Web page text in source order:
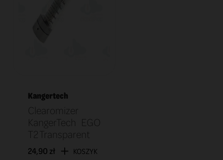
Kangertech
Clearomizer
KangerTech EGO
T2 Transparent
24,90 zł KOSZYK